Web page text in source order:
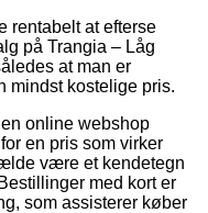
rentabelt at efterse
på Trangia – Låg
at man er
mindst kostelige pris.
online webshop
en pris som virker
være et kendetegn
med kort er
som assisterer køber